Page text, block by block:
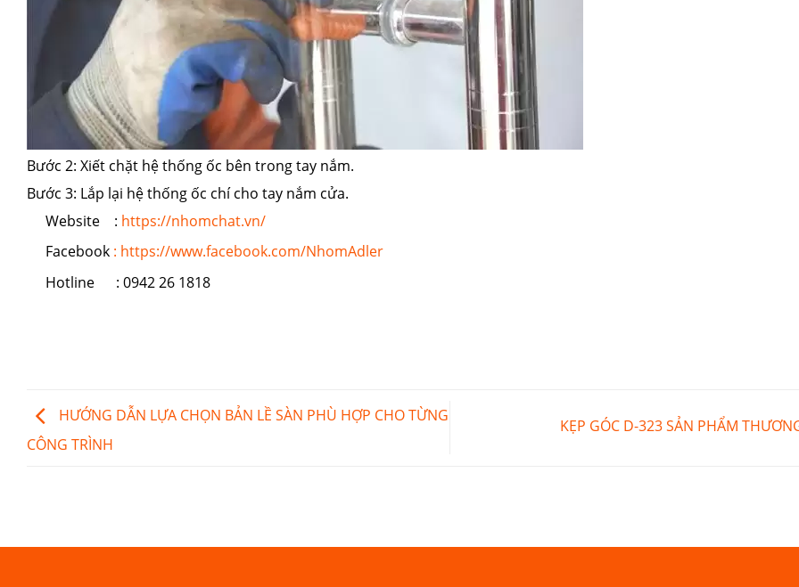
Bước 2: Xiết chặt hệ thống ốc bên trong tay nắm.
Bước 3: Lắp lại hệ thống ốc chí cho tay nắm cửa.
Website : https://nhomchat.vn/
Facebook : https://www.facebook.com/NhomAdler
Hotline : 0942 26 1818
HƯỚNG DẪN LỰA CHỌN BẢN LỀ SÀN PHÙ HỢP CHO TỪNG
CÔNG TRÌNH
KẸP GÓC D-323 SẢN PHẨM